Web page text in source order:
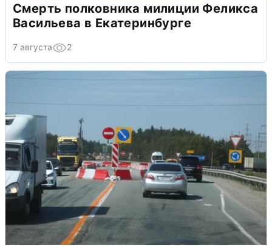
Смерть полковника милиции Феликса
Васильева в Екатеринбурге
7 августа 2